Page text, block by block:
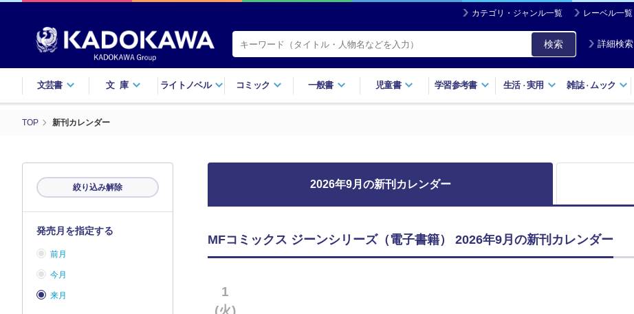
カテゴリ・ジャンル一覧 レーベル一覧
検索 詳細検索
文芸書 文庫 ライトノベル コミック 一般書 児童書 学習参考書 生活・実用 雑誌・ ムック
TOP 新刊カレンダー
2026年9月の新刊カレンダー
MFコミックス ジーンシリーズ（電子書籍） 2026年9月の新刊カレンダー
1
(火)
絞り込み解除
発売月を指定する
前月
今月
来月